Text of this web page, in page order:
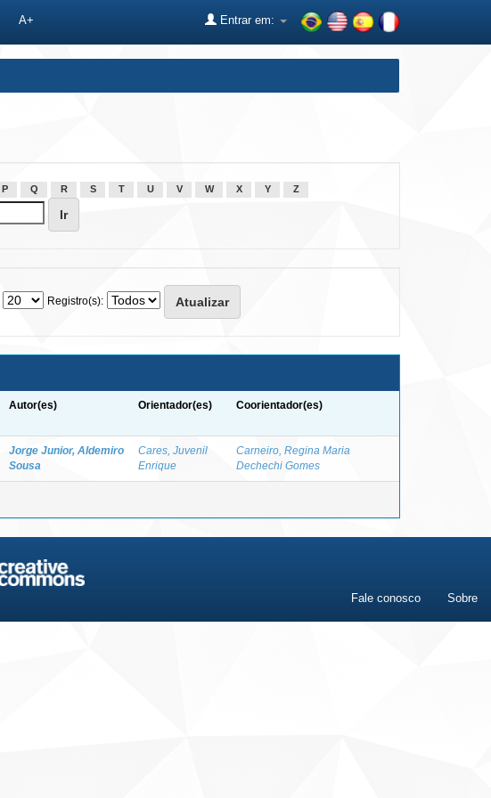
A+ Entrar em:
P Q R S T U V W X Y Z
Registro(s):
Autor(es) Orientador(es) Coorientador(es)
Jorge Junior, Aldemiro
Sousa
Cares, Juvenil
Enrique
Carneiro, Regina Maria
Dechechi Gomes
Fale conosco Sobre